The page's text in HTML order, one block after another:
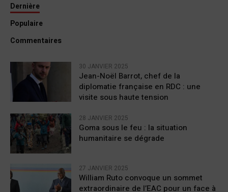
Dernière
Populaire
Commentaires
30 JANVIER 2025
Jean-Noël Barrot, chef de la
diplomatie française en RDC : une
visite sous haute tension
28 JANVIER 2025
Goma sous le feu : la situation
humanitaire se dégrade
27 JANVIER 2025
William Ruto convoque un sommet
extraordinaire de l’EAC pour un face à